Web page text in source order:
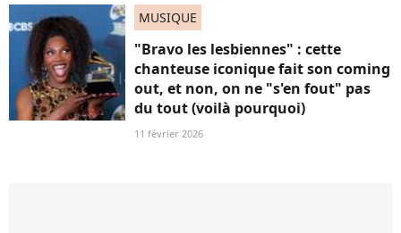
MUSIQUE
"Bravo les lesbiennes" : cette
chanteuse iconique fait son coming
out, et non, on ne "s'en fout" pas
du tout (voilà pourquoi)
11 février 2026